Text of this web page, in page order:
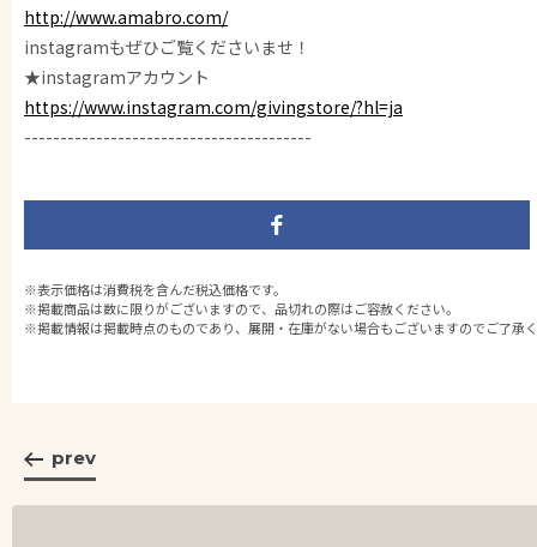
http://www.amabro.com/
instagramもぜひご覧くださいませ！
★instagramアカウント
https://www.instagram.com/givingstore/?hl=ja
----------------------------------------
※表示価格は消費税を含んだ税込価格です。
※掲載商品は数に限りがございますので、品切れの際はご容赦ください。
※掲載情報は掲載時点のものであり、展開・在庫がない場合もございますのでご了承
prev